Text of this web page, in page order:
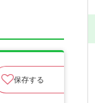
保存する